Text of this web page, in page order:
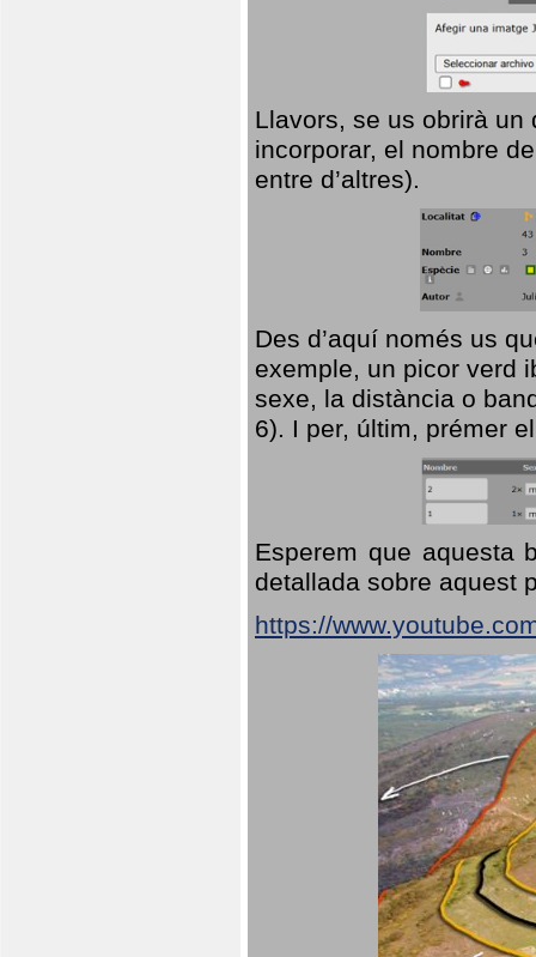
Llavors, se us obrirà
incorporar, el nombre
entre d’altres).
Des d’aquí només us
exemple, un picor verd
sexe, la distància o
6). I per, últim, prémer
Esperem que aquesta
detallada sobre aquest
https://